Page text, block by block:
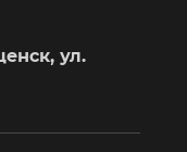
ул.